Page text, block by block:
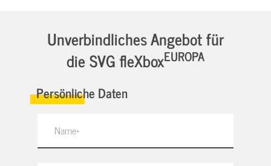
Unverbindliches Angebot für
die SVG fleXboxEUROPA
Persönliche Daten